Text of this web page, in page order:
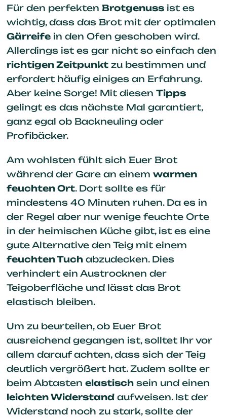
Für den perfekten Brotgenussist es
wichtig, dass das Brot mit der optimalen
Gärreifein den Ofen geschoben wird.
Allerdings ist es gar nicht so einfach den
richtigen Zeitpunktzu bestimmen und
erfordert häufig einiges an Erfahrung.
Aber keine Sorge! Mit diesen Tipps
gelingt es das nächste Mal garantiert,
ganz egal ob Backneuling oder
Profibäcker.
Am wohlsten fühlt sich Euer Brot
während der Gare an einem warmen
feuchten Ort. Dort sollte es für
mindestens 40 Minuten ruhen. Da es in
der Regel aber nur wenige feuchte Orte
in der heimischen Küche gibt, ist es eine
gute Alternative den Teig mit einem
feuchten Tuchabzudecken. Dies
verhindert ein Austrocknen der
Teigoberfläche und lässt das Brot
elastisch bleiben.
Um zu beurteilen, ob Euer Brot
ausreichend gegangen ist, solltet Ihr vor
allem darauf achten, dass sich der Teig
deutlich vergrößert hat. Zudem sollte er
beim Abtasten elastischsein und einen
leichten Widerstandaufweisen. Ist der
Widerstand noch zu stark, sollte der